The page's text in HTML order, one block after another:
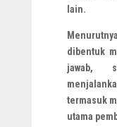
lain.
dibentuk
jawab,
termasuk
utama